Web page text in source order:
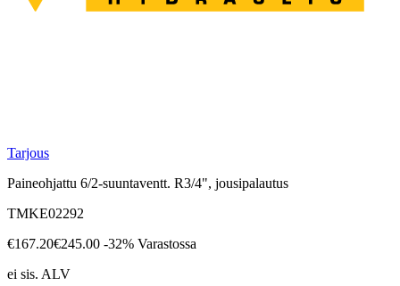
Tarjous
Paineohjattu 6/2-suuntaventt. R3/4", jousipalautus
TMKE02292
€167.20€245.00 -32% Varastossa
ei sis. ALV